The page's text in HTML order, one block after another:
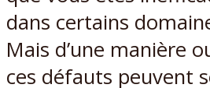
dans certains
Mais d’une manière
ces défauts peuvent